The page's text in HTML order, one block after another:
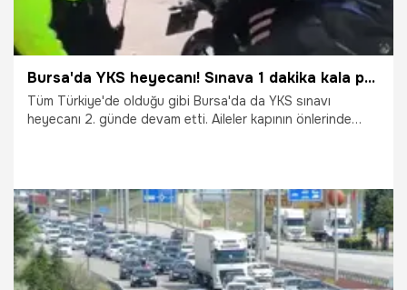
Bursa'da YKS heyecanı! Sınava 1 dakika kala polis yetiştirdi
Tüm Türkiye'de olduğu gibi Bursa'da da YKS sınavı
heyecanı 2. günde devam etti. Aileler kapının önlerinde
21.06.2026 Bursa